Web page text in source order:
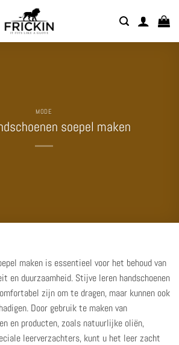
MODE
soepel maken
maken is essentieel voor het behoud van
en duurzaamheid. Stijve leren handschoenen
zijn om te dragen, maar kunnen ook
Door gebruik te maken van
en producten, zoals natuurlijke oliën,
leerverzachters, kunt u het leer zacht